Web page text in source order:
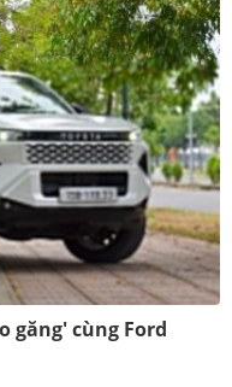
găng' cùng Ford